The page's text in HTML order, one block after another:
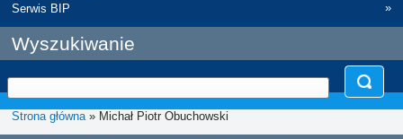
Serwis BIP
»
Wyszukiwanie
Strona główna» Michał Piotr Obuchowski